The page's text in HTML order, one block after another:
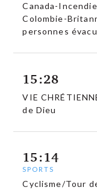
Canada-
Colombie-
personnes
15:28
VIE
de Dieu
15:14
SPORTS
Cyclisme/Tour